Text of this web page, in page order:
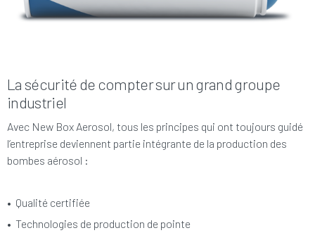
La sécurité de compter sur un grand groupe
industriel
Avec New Box Aerosol, tous les principes qui ont toujours guidé
l’entreprise deviennent partie intégrante de la production des
bombes aérosol :
• Qualité certifiée
• Technologies de production de pointe